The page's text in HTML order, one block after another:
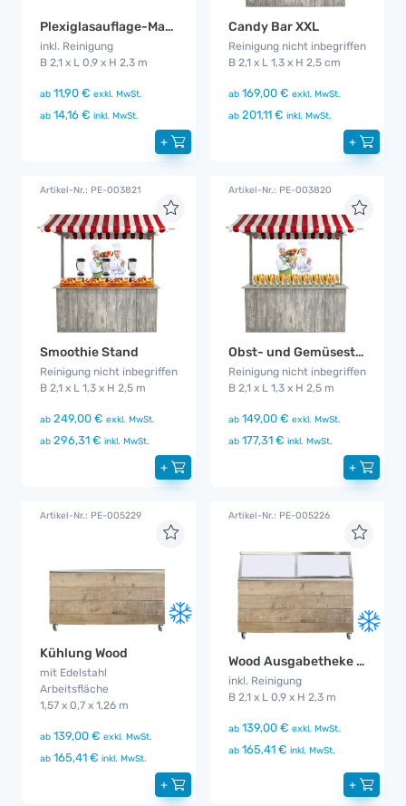
Plexiglasauflage-Marktstand
inkl. Reinigung
B 2,1 x L 0,9 x H 2,3 m
ab 11,90 € exkl. MwSt.
ab 14,16 € inkl. MwSt.
+
Candy Bar XXL
Reinigung nicht inbegriffen
B 2,1 x L 1,3 x H 2,5 cm
ab 169,00 € exkl. MwSt.
ab 201,11 € inkl. MwSt.
+
Artikel-Nr.: PE-003821
Smoothie Stand
Reinigung nicht inbegriffen
B 2,1 x L 1,3 x H 2,5 m
ab 249,00 € exkl. MwSt.
ab 296,31 € inkl. MwSt.
+
Artikel-Nr.: PE-003820
Obst- und Gemüsestand
Reinigung nicht inbegriffen
B 2,1 x L 1,3 x H 2,5 m
ab 149,00 € exkl. MwSt.
ab 177,31 € inkl. MwSt.
+
Artikel-Nr.: PE-005229
Kühlung Wood
mit Edelstahl
Arbeitsfläche
1,57 x 0,7 x 1,26 m
ab 139,00 € exkl. MwSt.
ab 165,41 € inkl. MwSt.
+
Artikel-Nr.: PE-005226
Wood Ausgabetheke mit Kühlung
inkl. Reinigung
B 2,1 x L 0,9 x H 2,3 m
ab 139,00 € exkl. MwSt.
ab 165,41 € inkl. MwSt.
+